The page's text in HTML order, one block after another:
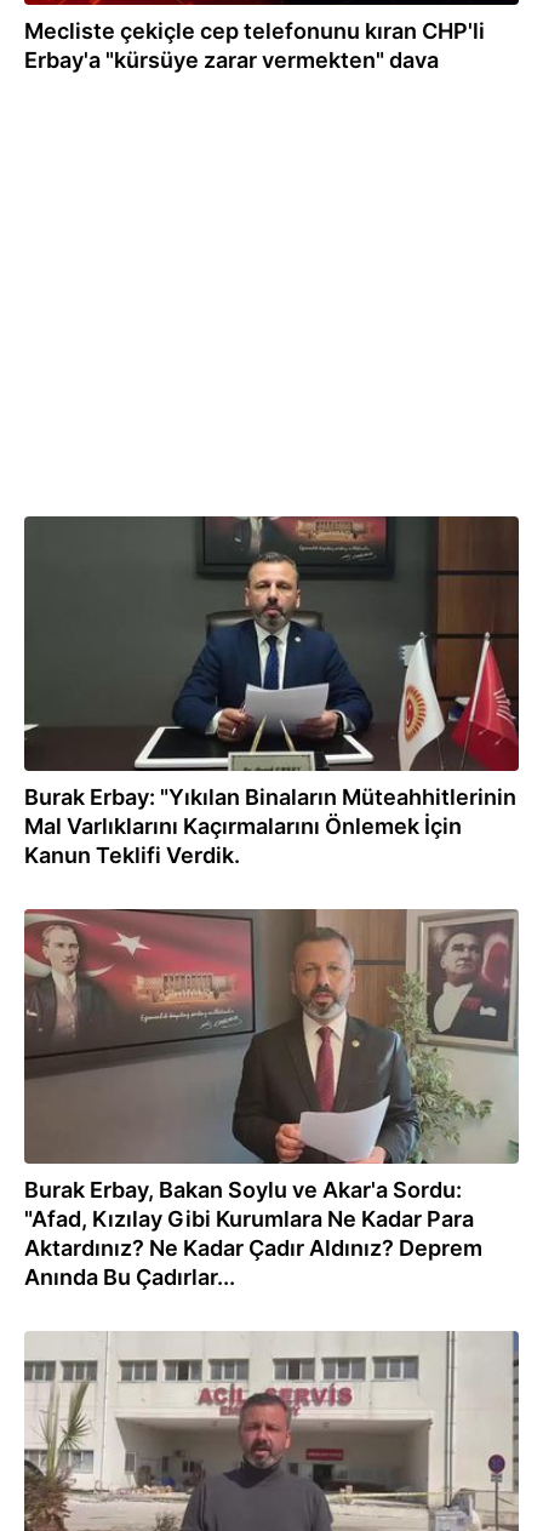
Mecliste çekiçle cep telefonunu kıran CHP'li
Erbay'a "kürsüye zarar vermekten" dava
Burak Erbay: "Yıkılan Binaların Müteahhitlerinin
Mal Varlıklarını Kaçırmalarını Önlemek İçin
Kanun Teklifi Verdik.
01.03.2023
Burak Erbay, Bakan Soylu ve Akar'a Sordu:
"Afad, Kızılay Gibi Kurumlara Ne Kadar Para
Aktardınız? Ne Kadar Çadır Aldınız? Deprem
Anında Bu Çadırlar...
22.02.2023